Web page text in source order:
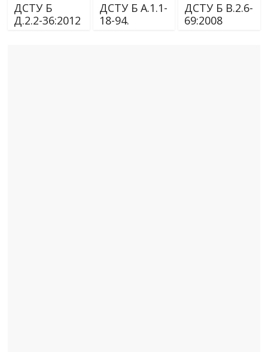
ДСТУ Б
Д.2.2-36:2012
ДСТУ Б А.1.1-
18-94.
ДСТУ Б В.2.6-
69:2008